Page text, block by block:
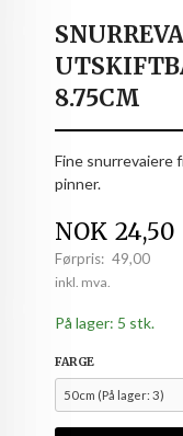
8.75CM
Fine snurrevaiere
pinner.
Tilbud
NOK 24,50
Førpris: 49,00
Rabatt
inkl. mva.
På lager: 5 stk.
FARGE